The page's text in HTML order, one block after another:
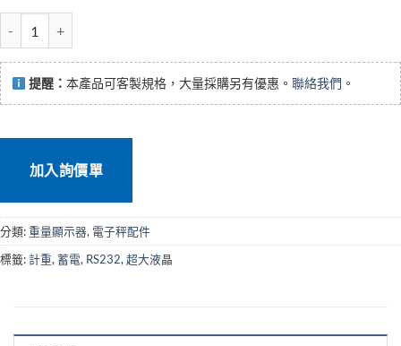
提醒： 本產品可客製規格，大量採購另有優惠。 聯絡我們 。
加入詢價單
分類:重量顯示器, 電子秤配件
標籤:計重,蓄電, RS232,超大液晶